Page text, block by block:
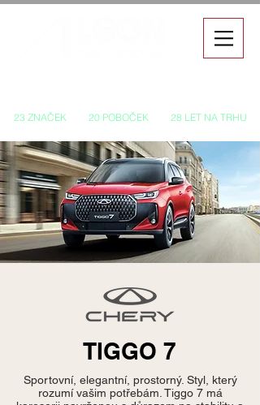
23 ZNAČEK 20 POBOČEK 28 LET NA TRHU
TIGGO 7
Sportovní, elegantní, prostorný. Styl, který
rozumí vašim potřebám. Tiggo 7 má